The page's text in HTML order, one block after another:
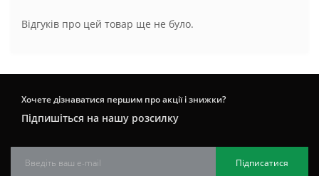
Відгуків про цей товар ще не було.
Хочете дізнаватися першим про акції і знижки?
Підпишіться на нашу розсилку
Підписатися